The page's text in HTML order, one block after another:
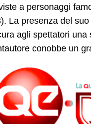
a personaggi
La presenza del
agli spettatori una
conobbe un